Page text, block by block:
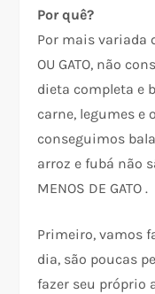
Por quê?
Por mais variada
OU GATO, não
dieta completa e
carne, legumes e
conseguimos
arroz e fubá não
MENOS DE GATO .
Primeiro, vamos
dia, são poucas
fazer seu próprio